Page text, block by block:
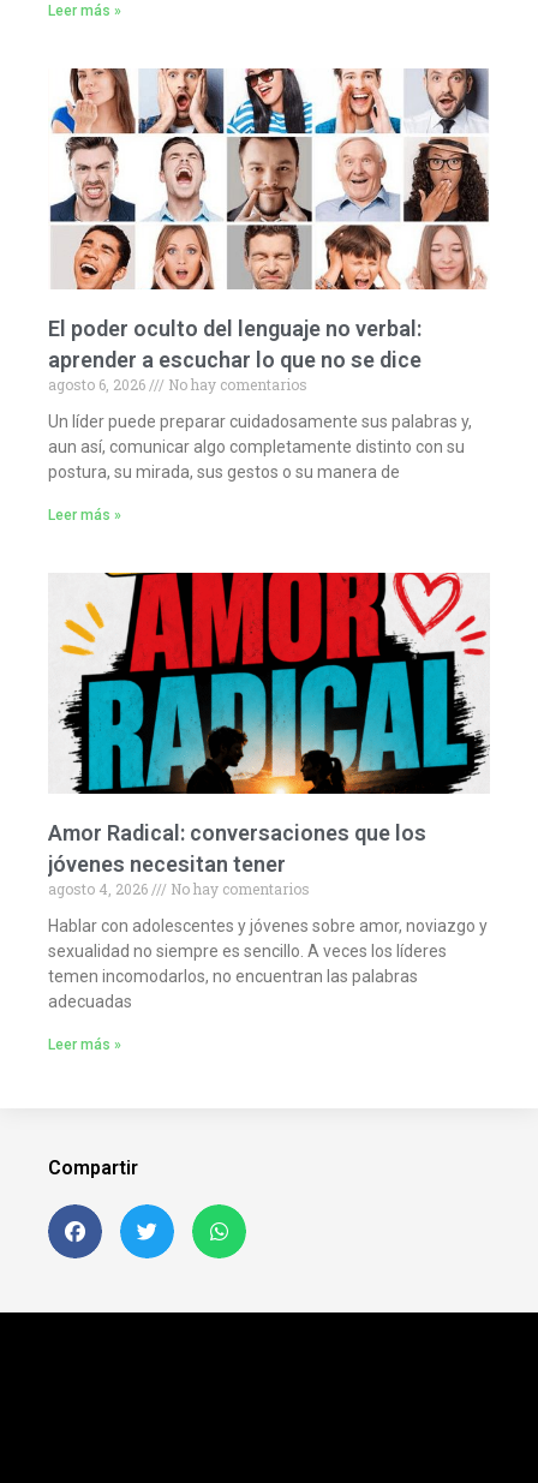
Leer más »
El poder oculto del lenguaje no verbal:
aprender a escuchar lo que no se dice
agosto 6, 2026
No hay comentarios
Un líder puede preparar cuidadosamente sus palabras y,
aun así, comunicar algo completamente distinto con su
postura, su mirada, sus gestos o su manera de
Leer más »
Amor Radical: conversaciones que los
jóvenes necesitan tener
agosto 4, 2026
No hay comentarios
Hablar con adolescentes y jóvenes sobre amor, noviazgo y
sexualidad no siempre es sencillo. A veces los líderes
temen incomodarlos, no encuentran las palabras
adecuadas
Leer más »
Compartir